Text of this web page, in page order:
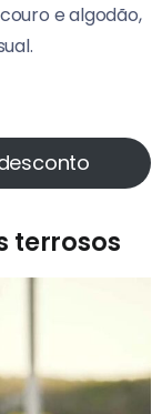
e algodão,
terrosos